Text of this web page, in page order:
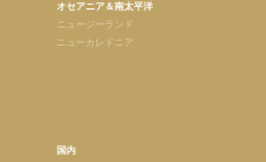
オセアニア＆南太平洋
ニュージーランド
ニューカレドニア
国内